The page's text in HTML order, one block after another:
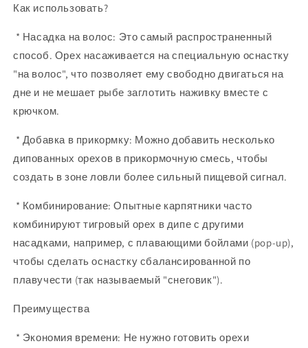
Как использовать?
* Насадка на волос: Это самый распространенный
способ. Орех насаживается на специальную оснастку
"на волос", что позволяет ему свободно двигаться на
дне и не мешает рыбе заглотить наживку вместе с
крючком.
* Добавка в прикормку: Можно добавить несколько
дипованных орехов в прикормочную смесь, чтобы
создать в зоне ловли более сильный пищевой сигнал.
* Комбинирование: Опытные карпятники часто
комбинируют тигровый орех в дипе с другими
насадками, например, с плавающими бойлами (pop-up),
чтобы сделать оснастку сбалансированной по
плавучести (так называемый "снеговик").
Преимущества
* Экономия времени: Не нужно готовить орехи